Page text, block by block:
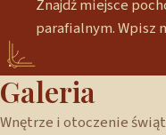
Znajdź miejsce
parafialnym. Wpisz
Galeria
Wnętrze i otoczenie